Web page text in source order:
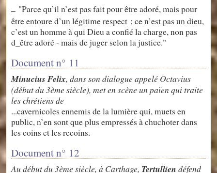
– "Parce qu’il n’est pas fait pour être adoré, mais pour
être entoure d’un légitime respect ; ce n’est pas un dieu,
c’est un homme à qui Dieu a confié la charge, non pas
d_être adoré - mais de juger selon la justice."
Document n° 11
Minucius Felix, dans son dialogue appelé Octavius
(début du 3ème siècle), met en scène un païen qui traite
les chrétiens de
...cavernicoles ennemis de la lumière qui, muets en
public, n’en sont que plus empressés à chuchoter dans
les coins et les recoins.
Document n° 12
Au début du 3ème siècle, à Carthage, Tertullien défend